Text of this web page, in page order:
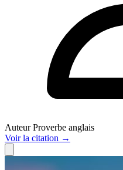
Auteur Proverbe anglais
Voirla citation →